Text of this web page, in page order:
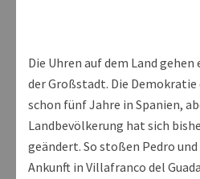
Die Uhren auf dem Land
der Großstadt. Die
schon fünf Jahre in Spanien,
Landbevölkerung hat sich
geändert. So stoßen Pedro
Ankunft in Villafranco del